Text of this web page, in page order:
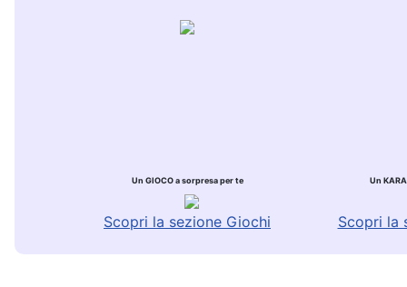
Un GIOCO a sorpresa per te Un
Scopri la sezione Giochi Scopri la